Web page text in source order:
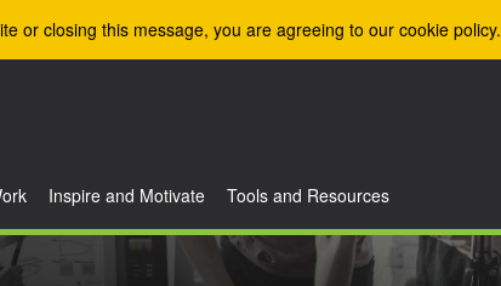
or closing this message, you are agreeing to our cookie policy.
Inspire and Motivate Tools and Resources